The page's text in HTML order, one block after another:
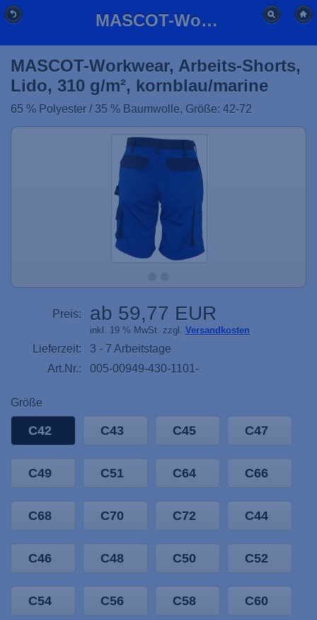
MASCOT-Workwear, Arbeits-Shorts, Lido, 310 g/m², kornblau/marine
MASCOT-Workwear, Arbeits-Shorts,
Lido, 310 g/m², kornblau/marine
65 % Polyester / 35 % Baumwolle, Größe: 42-72
Preis: ab 59,77 EUR
inkl. 19 % MwSt. zzgl. Versandkosten
Lieferzeit:
3 - 7 Arbeitstage
Art.Nr.:
005-00949-430-1101-
Größe
C42 C43 C45 C47
C49 C51 C64 C66
C68 C70 C72 C44
C46 C48 C50 C52
C54 C56 C58 C60